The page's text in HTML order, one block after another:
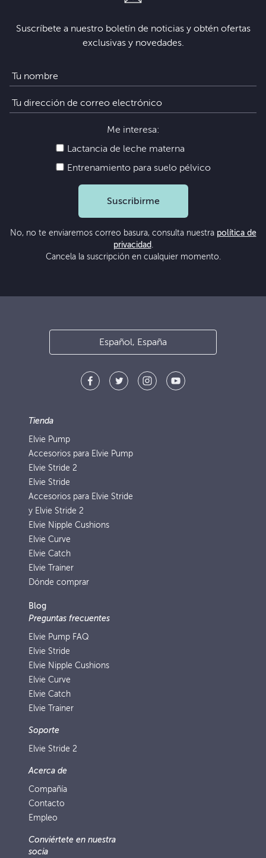
Suscríbete a nuestro boletín de noticias y obtén ofertas
exclusivas y novedades.
Me interesa:
Lactancia de leche materna
Entrenamiento para suelo pélvico
Suscribirme
No, no te enviaremos correo basura, consulta nuestra política de
privacidad .
Cancela la suscripción en cualquier momento.
Español, España
Tienda
Elvie Pump
Accesorios para Elvie Pump
Elvie Stride 2
Elvie Stride
Accesorios para Elvie Stride
y Elvie Stride 2
Elvie Nipple Cushions
Elvie Curve
Elvie Catch
Elvie Trainer
Dónde comprar
Blog
Preguntas frecuentes
Elvie Pump FAQ
Elvie Stride
Elvie Nipple Cushions
Elvie Curve
Elvie Catch
Elvie Trainer
Soporte
Elvie Stride 2
Acerca de
Compañía
Contacto
Empleo
Conviértete en nuestra
socia